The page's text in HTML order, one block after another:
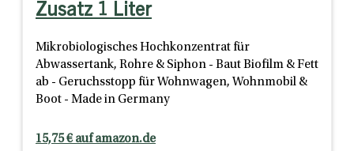
Zusatz 1 Liter
Mikrobiologisches Hochkonzentrat für
Abwassertank, Rohre & Siphon - Baut Biofilm & Fett
ab - Geruchsstopp für Wohnwagen, Wohnmobil &
Boot - Made in Germany
15,75 € auf amazon.de